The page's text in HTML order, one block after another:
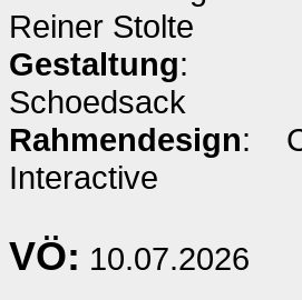
Reiner Stolte
Gestaltung:
Schoedsack
Rahmendesign:
Interactive
VÖ: 10.07.2026